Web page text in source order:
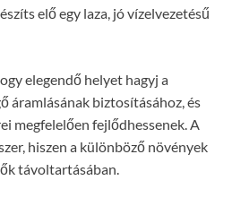
elő egy laza, jó vízelvezetésű
elegendő helyet hagyj a
áramlásának biztosításához, és
megfelelően fejlődhessenek. A
hiszen a különböző növények
távoltartásában.